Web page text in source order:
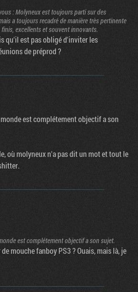
: Molyneux est toujours parti sur des
a toujours recadré de manière très pertinente
excellents et souvent innovants.
qu'il est pas obligé d'inviter les
de préprod ?
est complétement objectif a son
où molyneux n'a pas dit un mot et tout le
est complétement objectif a son sujet.
mouche fanboy PS3 ? Ouais, mais là, je